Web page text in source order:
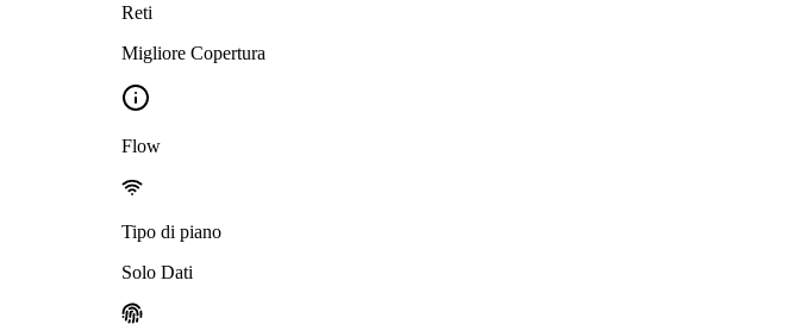
Reti
Migliore Copertura
Flow
Tipo di piano
Solo Dati